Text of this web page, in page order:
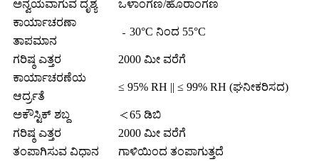
ಅನ್ವಯವಾಗುವ ದೃಶ್ಯ
ಒಳಾಂಗಣ/ಹೊರಾಂಗಣ
ಕಾರ್ಯಾಚರಣಾ
ತಾಪಮಾನ
﹣30°C ನಿಂದ 55°C
ಗರಿಷ್ಠ ಎತ್ತರ
2000 ಮೀ ವರೆಗೆ
ಕಾರ್ಯಾಚರಣೆಯ
ಆರ್ದ್ರತೆ
≤ 95% RH || ≤ 99% RH (ಘನೀಕರಿಸದ)
ಅಕೌಸ್ಟಿಕ್ ಶಬ್ದ
＜65 ಡಿಬಿ
ಗರಿಷ್ಠ ಎತ್ತರ
2000 ಮೀ ವರೆಗೆ
ತಂಪಾಗಿಸುವ ವಿಧಾನ
ಗಾಳಿಯಿಂದ ತಂಪಾಗುತ್ತದೆ